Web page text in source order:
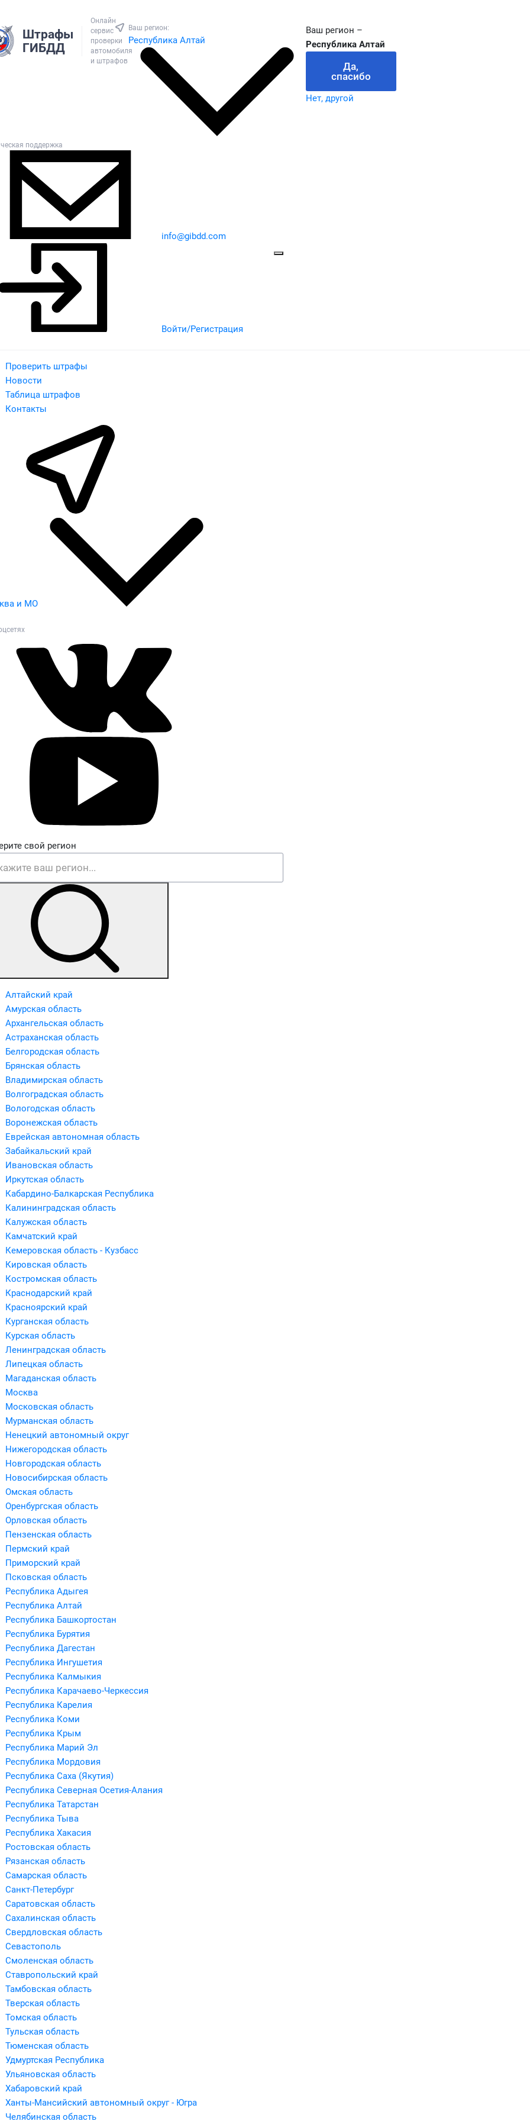
Штрафы
ГИБДД
Онлайн
сервис
проверки
автомобиля
и штрафов
Ваш регион:
Республика Алтай
Ваш регион –
Республика Алтай
Да,
спасибо
Нет, другой
поддержка
info@gibdd.com
Войти/Регистрация
Проверить штрафы
Новости
Таблица штрафов
Контакты
и МО
свой регион
Алтайский край
Амурская область
Архангельская область
Астраханская область
Белгородская область
Брянская область
Владимирская область
Волгоградская область
Вологодская область
Воронежская область
Еврейская автономная область
Забайкальский край
Ивановская область
Иркутская область
Кабардино-Балкарская Республика
Калининградская область
Калужская область
Камчатский край
Кемеровская область - Кузбасс
Кировская область
Костромская область
Краснодарский край
Красноярский край
Курганская область
Курская область
Ленинградская область
Липецкая область
Магаданская область
Москва
Московская область
Мурманская область
Ненецкий автономный округ
Нижегородская область
Новгородская область
Новосибирская область
Омская область
Оренбургская область
Орловская область
Пензенская область
Пермский край
Приморский край
Псковская область
Республика Адыгея
Республика Алтай
Республика Башкортостан
Республика Бурятия
Республика Дагестан
Республика Ингушетия
Республика Калмыкия
Республика Карачаево-Черкессия
Республика Карелия
Республика Коми
Республика Крым
Республика Марий Эл
Республика Мордовия
Республика Саха (Якутия)
Республика Северная Осетия-Алания
Республика Татарстан
Республика Тыва
Республика Хакасия
Ростовская область
Рязанская область
Самарская область
Санкт-Петербург
Саратовская область
Сахалинская область
Свердловская область
Севастополь
Смоленская область
Ставропольский край
Тамбовская область
Тверская область
Томская область
Тульская область
Тюменская область
Удмуртская Республика
Ульяновская область
Хабаровский край
Ханты-Мансийский автономный округ - Югра
Челябинская область